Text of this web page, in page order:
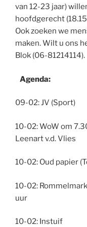
van 12-23 jaar)
hoofdgerecht
Ook zoeken we
maken. Wilt u ons
Blok (06-81214114).
Agenda:
09-02: JV (Sport)
10-02: WoW om
Leenart v.d. Vlies
10-02: Oud papier
10-02:
uur
10-02: Instuif